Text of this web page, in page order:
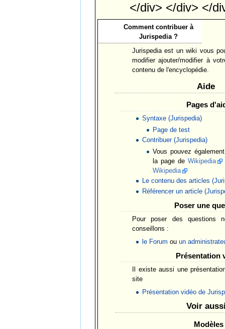
</div> </div> </
Comment contribuer à
Jurispedia ?
Jurispedia est un wiki vous
modifier ajouter/modifier à
contenu de l'encyclopédie.
Aide
Pages
Syntaxe (Jurispedia)
Page de test
Contribuer (Jurispedia)
Vous pouvez
la page de Wikipedia
Wikipedia
Le contenu des articles
Référencer un article
Poser une
Pour poser des questions
conseillons :
le Forum ouun
Présentation
Il existe aussi une
site
Présentation vidéo de
Voir
Modèles